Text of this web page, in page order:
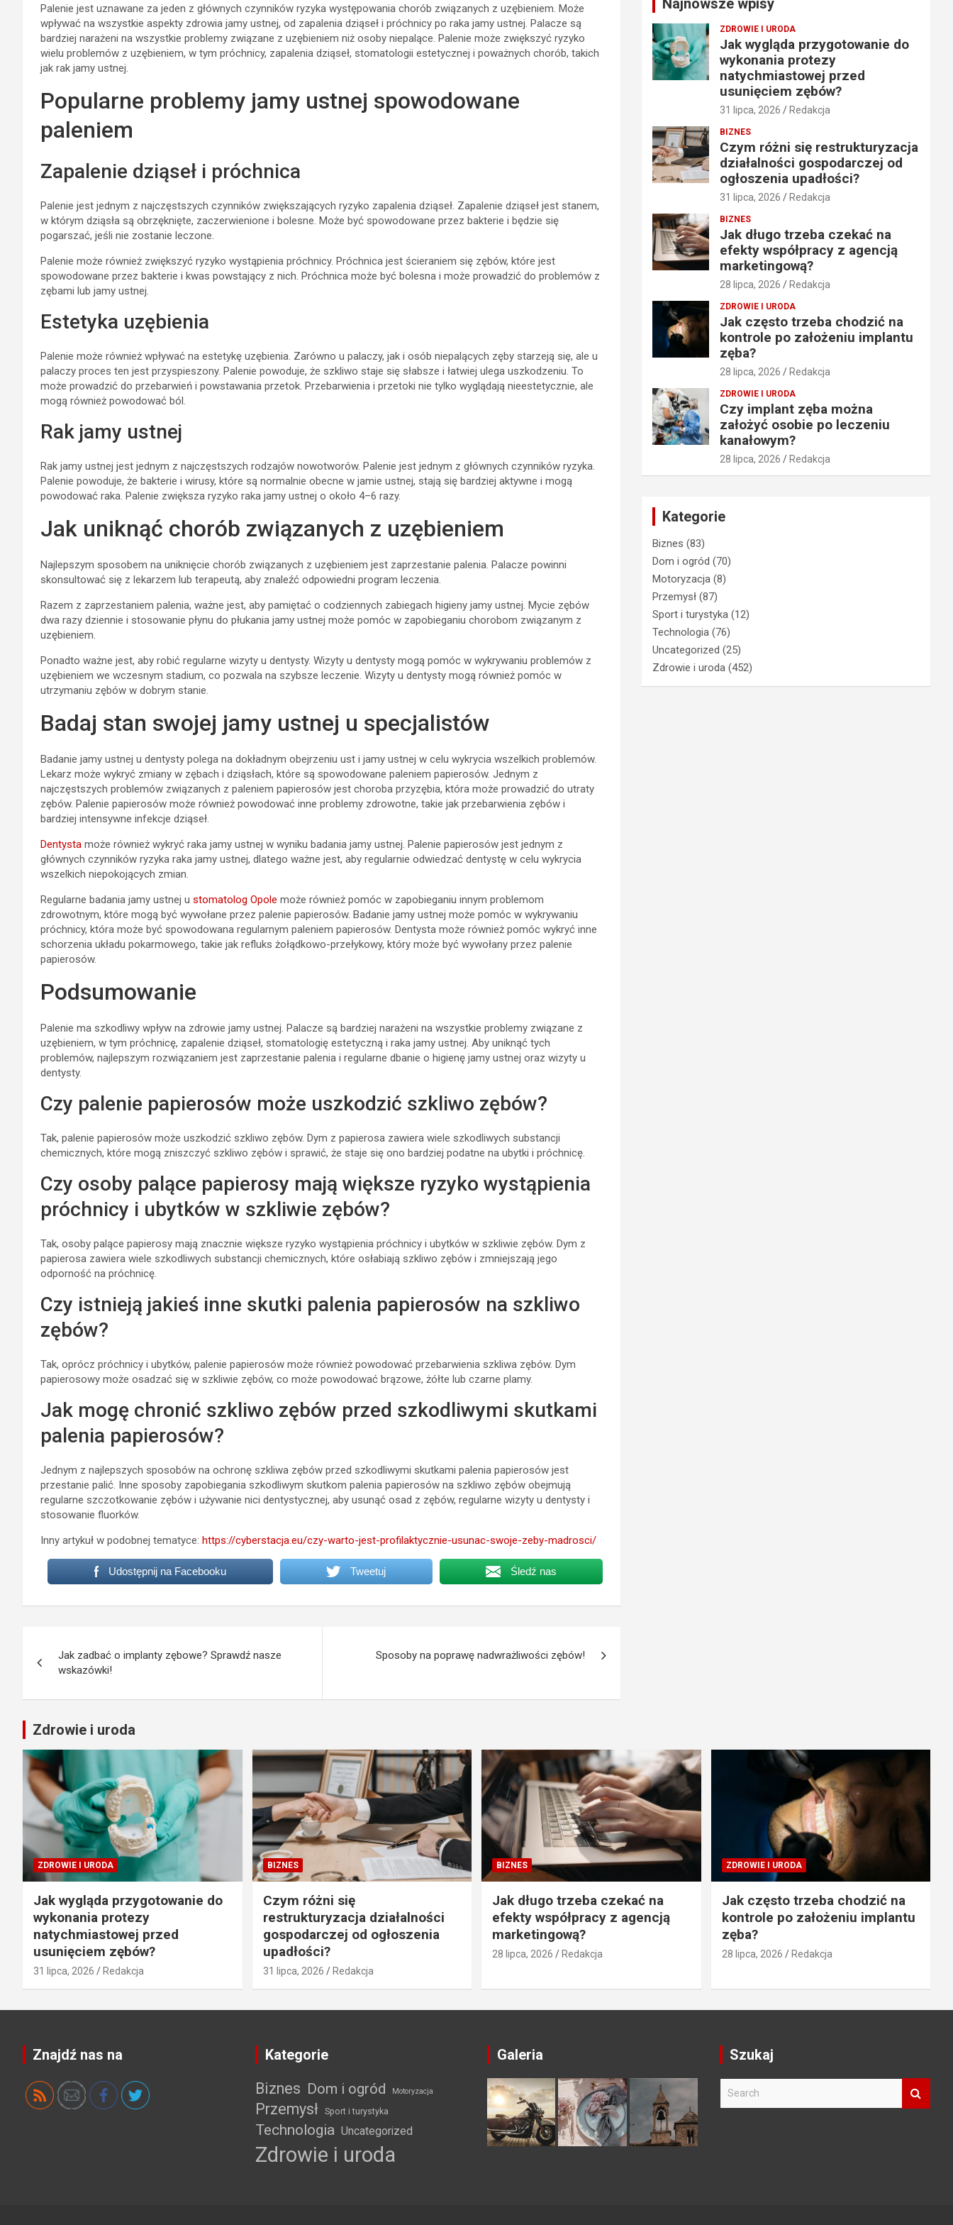
Palenie jest uznawane za jeden z głównych czynników ryzyka występowania chorób związanych z uzębieniem. Może
wpływać na wszystkie aspekty zdrowia jamy ustnej, od zapalenia dziąseł i próchnicy po raka jamy ustnej. Palacze są
bardziej narażeni na wszystkie problemy związane z uzębieniem niż osoby niepalące. Palenie może zwiększyć ryzyko
wielu problemów z uzębieniem, w tym próchnicy, zapalenia dziąseł, stomatologii estetycznej i poważnych chorób, takich
jak rak jamy ustnej.
Popularne problemy jamy ustnej spowodowane
paleniem
Zapalenie dziąseł i próchnica
Palenie jest jednym z najczęstszych czynników zwiększających ryzyko zapalenia dziąseł. Zapalenie dziąseł jest stanem,
w którym dziąsła są obrzęknięte, zaczerwienione i bolesne. Może być spowodowane przez bakterie i będzie się
pogarszać, jeśli nie zostanie leczone.
Palenie może również zwiększyć ryzyko wystąpienia próchnicy. Próchnica jest ścieraniem się zębów, które jest
spowodowane przez bakterie i kwas powstający z nich. Próchnica może być bolesna i może prowadzić do problemów z
zębami lub jamy ustnej.
Estetyka uzębienia
Palenie może również wpływać na estetykę uzębienia. Zarówno u palaczy, jak i osób niepalących zęby starzeją się, ale u
palaczy proces ten jest przyspieszony. Palenie powoduje, że szkliwo staje się słabsze i łatwiej ulega uszkodzeniu. To
może prowadzić do przebarwień i powstawania przetok. Przebarwienia i przetoki nie tylko wyglądają nieestetycznie, ale
mogą również powodować ból.
Rak jamy ustnej
Rak jamy ustnej jest jednym z najczęstszych rodzajów nowotworów. Palenie jest jednym z głównych czynników ryzyka.
Palenie powoduje, że bakterie i wirusy, które są normalnie obecne w jamie ustnej, stają się bardziej aktywne i mogą
powodować raka. Palenie zwiększa ryzyko raka jamy ustnej o około 4–6 razy.
Jak uniknąć chorób związanych z uzębieniem
Najlepszym sposobem na uniknięcie chorób związanych z uzębieniem jest zaprzestanie palenia. Palacze powinni
skonsultować się z lekarzem lub terapeutą, aby znaleźć odpowiedni program leczenia.
Razem z zaprzestaniem palenia, ważne jest, aby pamiętać o codziennych zabiegach higieny jamy ustnej. Mycie zębów
dwa razy dziennie i stosowanie płynu do płukania jamy ustnej może pomóc w zapobieganiu chorobom związanym z
uzębieniem.
Ponadto ważne jest, aby robić regularne wizyty u dentysty. Wizyty u dentysty mogą pomóc w wykrywaniu problemów z
uzębieniem we wczesnym stadium, co pozwala na szybsze leczenie. Wizyty u dentysty mogą również pomóc w
utrzymaniu zębów w dobrym stanie.
Badaj stan swojej jamy ustnej u specjalistów
Badanie jamy ustnej u dentysty polega na dokładnym obejrzeniu ust i jamy ustnej w celu wykrycia wszelkich problemów.
Lekarz może wykryć zmiany w zębach i dziąsłach, które są spowodowane paleniem papierosów. Jednym z
najczęstszych problemów związanych z paleniem papierosów jest choroba przyzębia, która może prowadzić do utraty
zębów. Palenie papierosów może również powodować inne problemy zdrowotne, takie jak przebarwienia zębów i
bardziej intensywne infekcje dziąseł.
Dentysta może również wykryć raka jamy ustnej w wyniku badania jamy ustnej. Palenie papierosów jest jednym z
głównych czynników ryzyka raka jamy ustnej, dlatego ważne jest, aby regularnie odwiedzać dentystę w celu wykrycia
wszelkich niepokojących zmian.
Regularne badania jamy ustnej u stomatolog Opole może również pomóc w zapobieganiu innym problemom
zdrowotnym, które mogą być wywołane przez palenie papierosów. Badanie jamy ustnej może pomóc w wykrywaniu
próchnicy, która może być spowodowana regularnym paleniem papierosów. Dentysta może również pomóc wykryć inne
schorzenia układu pokarmowego, takie jak refluks żołądkowo-przełykowy, który może być wywołany przez palenie
papierosów.
Podsumowanie
Palenie ma szkodliwy wpływ na zdrowie jamy ustnej. Palacze są bardziej narażeni na wszystkie problemy związane z
uzębieniem, w tym próchnicę, zapalenie dziąseł, stomatologię estetyczną i raka jamy ustnej. Aby uniknąć tych
problemów, najlepszym rozwiązaniem jest zaprzestanie palenia i regularne dbanie o higienę jamy ustnej oraz wizyty u
dentysty.
Czy palenie papierosów może uszkodzić szkliwo zębów?
Tak, palenie papierosów może uszkodzić szkliwo zębów. Dym z papierosa zawiera wiele szkodliwych substancji
chemicznych, które mogą zniszczyć szkliwo zębów i sprawić, że staje się ono bardziej podatne na ubytki i próchnicę.
Czy osoby palące papierosy mają większe ryzyko wystąpienia
próchnicy i ubytków w szkliwie zębów?
Tak, osoby palące papierosy mają znacznie większe ryzyko wystąpienia próchnicy i ubytków w szkliwie zębów. Dym z
papierosa zawiera wiele szkodliwych substancji chemicznych, które osłabiają szkliwo zębów i zmniejszają jego
odporność na próchnicę.
Czy istnieją jakieś inne skutki palenia papierosów na szkliwo
zębów?
Tak, oprócz próchnicy i ubytków, palenie papierosów może również powodować przebarwienia szkliwa zębów. Dym
papierosowy może osadzać się w szkliwie zębów, co może powodować brązowe, żółte lub czarne plamy.
Jak mogę chronić szkliwo zębów przed szkodliwymi skutkami
palenia papierosów?
Jednym z najlepszych sposobów na ochronę szkliwa zębów przed szkodliwymi skutkami palenia papierosów jest
przestanie palić. Inne sposoby zapobiegania szkodliwym skutkom palenia papierosów na szkliwo zębów obejmują
regularne szczotkowanie zębów i używanie nici dentystycznej, aby usunąć osad z zębów, regularne wizyty u dentysty i
stosowanie fluorków.
Inny artykuł w podobnej tematyce: https://cyberstacja.eu/czy-warto-jest-profilaktycznie-usunac-swoje-zeby-madrosci/
Udostępnij na Facebooku Tweetuj Śledź nas
wpisu
Jak zadbać o implanty zębowe? Sprawdź nasze
wskazówki!
Sposoby na poprawę nadwrażliwości zębów!
Najnowsze wpisy
ZDROWIE I URODA
Jak wygląda przygotowanie do
wykonania protezy
natychmiastowej przed
usunięciem zębów?
31 lipca, 2026 Redakcja
BIZNES
Czym różni się restrukturyzacja
działalności gospodarczej od
ogłoszenia upadłości?
31 lipca, 2026 Redakcja
BIZNES
Jak długo trzeba czekać na
efekty współpracy z agencją
marketingową?
28 lipca, 2026 Redakcja
ZDROWIE I URODA
Jak często trzeba chodzić na
kontrole po założeniu implantu
zęba?
28 lipca, 2026 Redakcja
ZDROWIE I URODA
Czy implant zęba można
założyć osobie po leczeniu
kanałowym?
28 lipca, 2026 Redakcja
Kategorie
Biznes (83)
Dom i ogród (70)
Motoryzacja (8)
Przemysł (87)
Sport i turystyka (12)
Technologia (76)
Uncategorized (25)
Zdrowie i uroda (452)
Zdrowie i uroda
ZDROWIE I URODA
Jak wygląda przygotowanie do
wykonania protezy
natychmiastowej przed
usunięciem zębów?
31 lipca, 2026 Redakcja
BIZNES
Czym różni się
restrukturyzacja działalności
gospodarczej od ogłoszenia
upadłości?
31 lipca, 2026 Redakcja
BIZNES
Jak długo trzeba czekać na
efekty współpracy z agencją
marketingową?
28 lipca, 2026 Redakcja
ZDROWIE I URODA
Jak często trzeba chodzić na
kontrole po założeniu implantu
zęba?
28 lipca, 2026 Redakcja
Znajdź nas na Kategorie
Biznes Dom i ogród Motoryzacja
Przemysł Sport i turystyka
Technologia Uncategorized
Zdrowie i uroda
Galeria Szukaj